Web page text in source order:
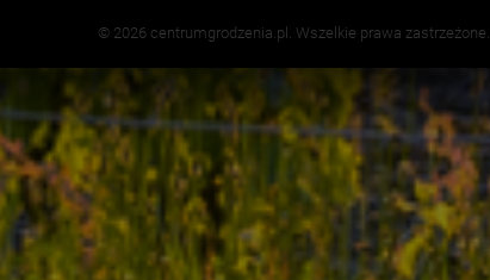
© 2026 centrumgrodzenia.pl. Wszelkie prawa zastrzeżone.